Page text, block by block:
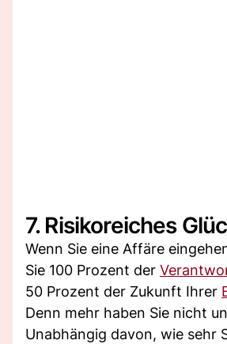
7. Risikoreiches
Wenn Sie eine Affäre
Sie 100 Prozent der
50 Prozent der Zukunft Ihrer
Denn mehr haben Sie nicht
Unabhängig davon, wie sehr